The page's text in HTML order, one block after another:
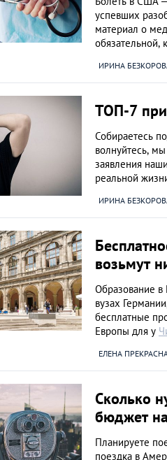
успевших
материал о
обязательной,
ИРИНА
ТОП-7
Собираетесь
волнуйтесь,
заявления
реальной
ИРИНА
возьмут
Образование в
вузах
бесплатные
Европы для у
ЕЛЕНА
Сколько
бюджет
Планируете
поездка в